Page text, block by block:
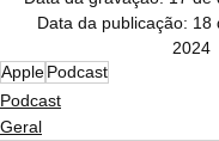
Data da publicação: 18
2024
ApplePodcast
Podcast
Geral